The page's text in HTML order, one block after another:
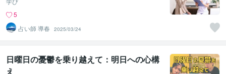
5
占い師 導春
2025/03/24
日曜日の憂鬱を乗り越えて：明日への心構
え